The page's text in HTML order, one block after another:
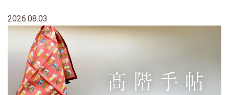
2026.08.03